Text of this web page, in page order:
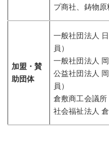
プ商社、鋳物
加盟・賛
助団体
一般社団法人
員）
一般社団法人
公益社団法人
員）
倉敷商工会議所
社会福祉法人